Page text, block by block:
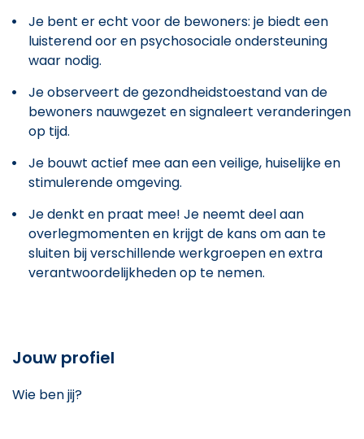
Je bent er echt voor de bewoners: je biedt een
luisterend oor en psychosociale ondersteuning
waar nodig.
Je observeert de gezondheidstoestand van de
bewoners nauwgezet en signaleert veranderingen
op tijd.
Je bouwt actief mee aan een veilige, huiselijke en
stimulerende omgeving.
Je denkt en praat mee! Je neemt deel aan
overlegmomenten en krijgt de kans om aan te
sluiten bij verschillende werkgroepen en extra
verantwoordelijkheden op te nemen.
Jouw profiel
Wie ben jij?